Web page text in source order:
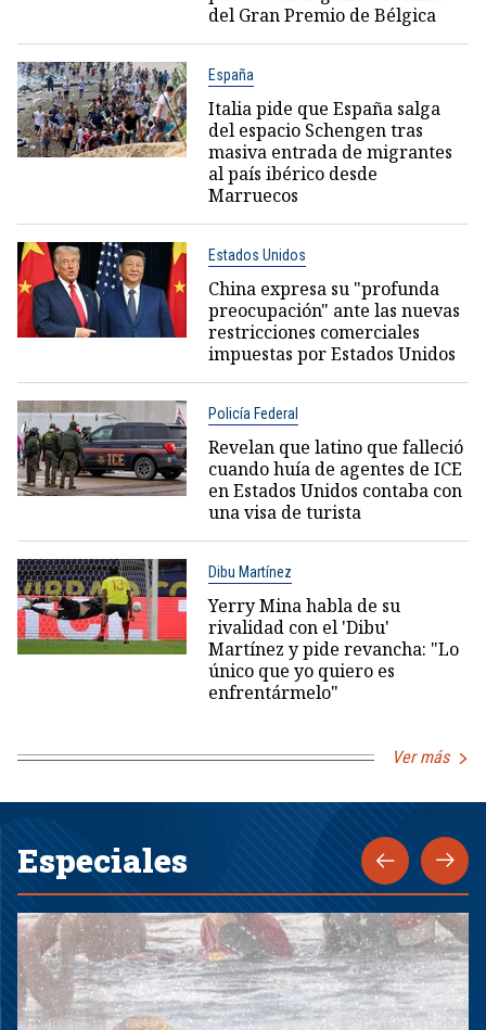
del Gran Premio de Bélgica
España
Italia pide que España salga
del espacio Schengen tras
masiva entrada de migrantes
al país ibérico desde
Marruecos
Estados Unidos
China expresa su "profunda
preocupación" ante las nuevas
restricciones comerciales
impuestas por Estados Unidos
Policía Federal
Revelan que latino que falleció
cuando huía de agentes de ICE
en Estados Unidos contaba con
una visa de turista
Dibu Martínez
Yerry Mina habla de su
rivalidad con el 'Dibu'
Martínez y pide revancha: "Lo
único que yo quiero es
enfrentármelo"
Ver más
Especiales